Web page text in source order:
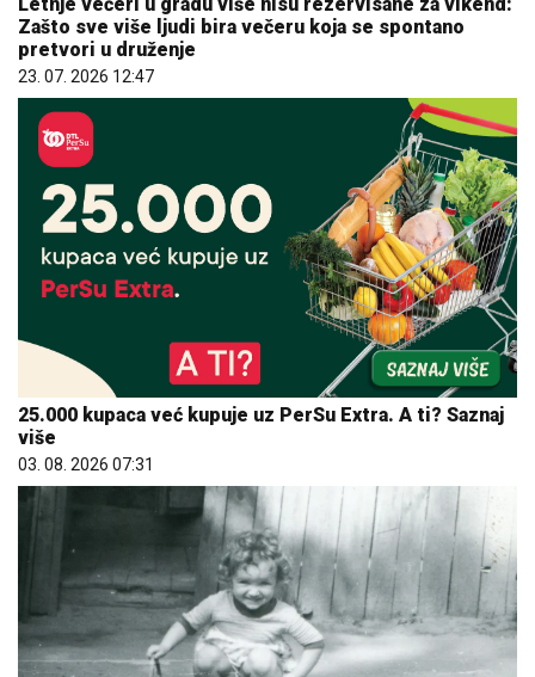
23. 07. 2026 12:47
25.000 kupaca već kupuje uz PerSu Extra. A ti? Saznaj
03. 08. 2026 07:31